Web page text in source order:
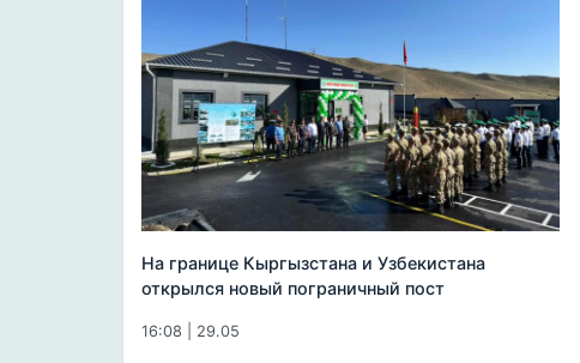
На границе Кыргызстана и Узбекистана
открылся новый пограничный пост
16:08 | 29.05